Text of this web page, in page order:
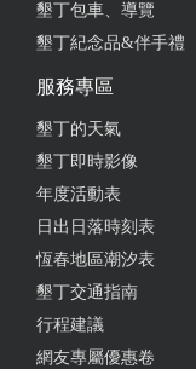
一間很推薦
的餐廳（三
歌打打麻將
墾丁包車、導覽
墾丁紀念品&伴手禮
服務專區
墾丁的天氣
墾丁即時影像
年度活動表
日出日落時刻表
恆春地區潮汐表
墾丁交通指南
行程建議
網友專屬優惠卷